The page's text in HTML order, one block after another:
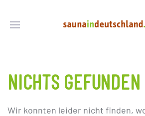
NICHTS GEFUNDEN
Wir konnten leider nicht finden,